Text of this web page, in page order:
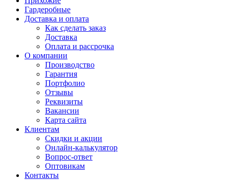
Гардеробные
Доставка и оплата
Как сделать заказ
Доставка
Оплата и рассрочка
О компании
Производство
Гарантия
Портфолио
Отзывы
Реквизиты
Вакансии
Карта сайта
Клиентам
Скидки и акции
Онлайн-калькулятор
Вопрос-ответ
Оптовикам
Контакты